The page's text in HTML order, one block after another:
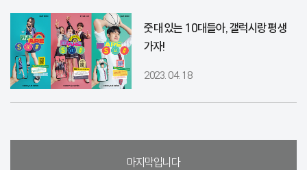
줏대 있는 10대들아, 갤럭시랑 평생
가자!
2023. 04. 18
마지막입니다